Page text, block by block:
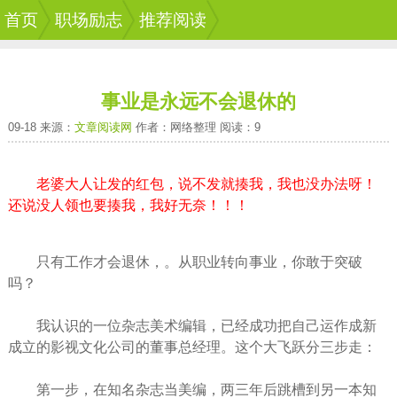
首页 职场励志 推荐阅读
事业是永远不会退休的
09-18 来源： 文章阅读网 作者：网络整理 阅读：9
老婆大人让发的红包，说不发就揍我，我也没办法呀！
还说没人领也要揍我，我好无奈！！！
只有工作才会退休，。从职业转向事业，你敢于突破
吗？
我认识的一位杂志美术编辑，已经成功把自己运作成新
成立的影视文化公司的董事总经理。这个大飞跃分三步走：
第一步，在知名杂志当美编，两三年后跳槽到另一本知